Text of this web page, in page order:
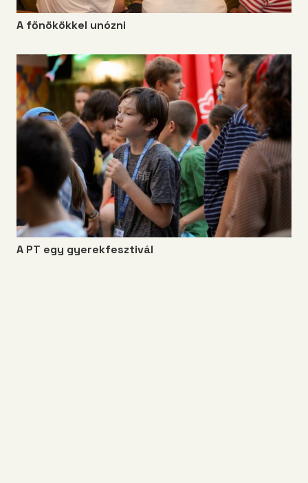
A főnökökkel unózni
A PT egy gyerekfesztivál